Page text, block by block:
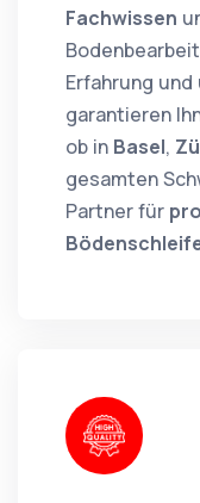
Fachwissen
Erfahrung
garantieren
ob in Basel,
gesamten
Partner für